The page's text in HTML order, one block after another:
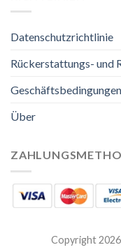
Datenschutzrichtlinie
Rückerstattungs- und
Geschäftsbedingungen
Über
Copyright